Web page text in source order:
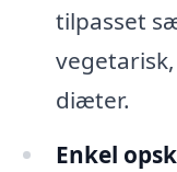
tilpasset
diæter.
Enkel